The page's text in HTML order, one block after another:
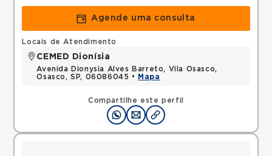
Agende uma consulta
Compartilhe este perfil
Locais de Atendimento
CEMED Dionísia
Avenida Dionysia Alves Barreto, Vila Osasco,
Osasco, SP, 06086045 •
Mapa